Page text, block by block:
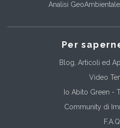
Analisi
Per
Blog, Articoli ed
Video
Io Abito Green -
Community di
F.A.Q.